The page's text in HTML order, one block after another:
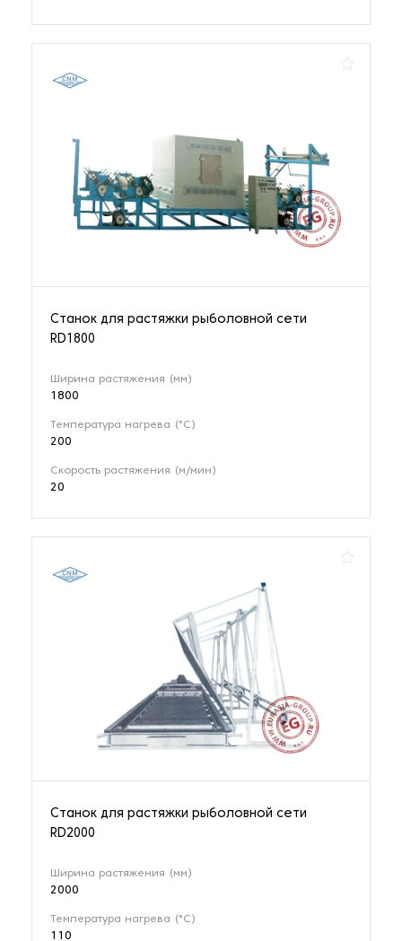
Станок для растяжки рыболовной сети
RD1800
Ширина растяжения (мм)
1800
Температура нагрева (°C)
200
Скорость растяжения (м/мин)
20
Станок для растяжки рыболовной сети
RD2000
Ширина растяжения (мм)
2000
Температура нагрева (°C)
110